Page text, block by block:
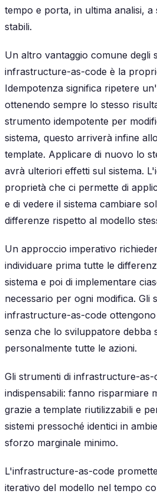
tempo e porta, in ultima analisi, a
stabili.
Un altro vantaggio comune degli
infrastructure-as-code è la
Idempotenza significa ripetere
ottenendo sempre lo stesso
strumento idempotente per
sistema, questo arriverà infine
template. Applicare di nuovo lo
avrà ulteriori effetti sul sistema.
proprietà che ci permette di
e di vedere il sistema cambiare
differenze rispetto al modello
Un approccio imperativo
individuare prima tutte le
sistema e poi di implementare
necessario per ogni modifica. Gli
infrastructure-as-code
senza che lo sviluppatore debba
personalmente tutte le azioni.
Gli strumenti di infrastructure-as-
indispensabili: fanno risparmiare
grazie a template riutilizzabili e
sistemi pressoché identici in
sforzo marginale minimo.
L'infrastructure-as-code
iterativo del modello nel tempo